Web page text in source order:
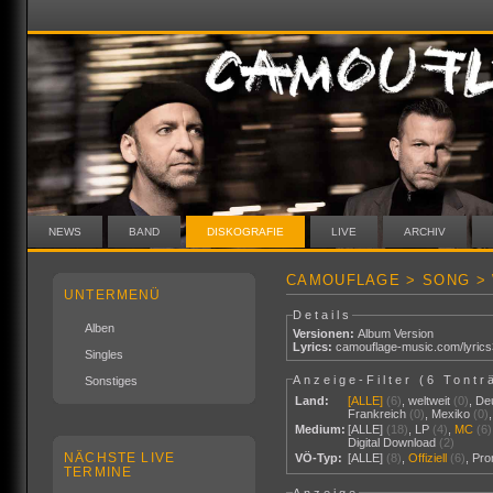
NEWS BAND DISKOGRAFIE LIVE ARCHIV
UNTERMENÜ
Alben
Singles
Sonstiges
NÄCHSTE LIVE
TERMINE
CAMOUFLAGE > SONG >
Details
Versionen: Album Version
Lyrics: camouflage-music.com/
Anzeige-Filter (6
Land:
[ALLE] (6) ,weltweit (0)
Frankreich (0) Mexiko (0)
Medium: [ALLE] (18) LP (4) MC (6)
Digital Download (2)
VÖ-Typ: [ALLE] (8) ,Offiziell (6)